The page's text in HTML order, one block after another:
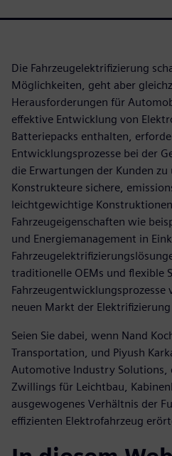
Die Fahrzeugelektrifizierung
Möglichkeiten, geht aber
Herausforderungen für
effektive Entwicklung von
Batteriepacks enthalten,
Entwicklungsprozesse bei der
die Erwartungen der Kunden
Konstrukteure sichere,
leichtgewichtige
Fahrzeugeigenschaften wie
und Energiemanagement in
traditionelle OEMs und flexible
Fahrzeugentwicklungsprozesse
neuen Markt der
Seien Sie dabei, wenn Nand
Transportation, und Piyush
Automotive Industry Solutions,
Zwillings für Leichtbau,
ausgewogenes Verhältnis der
effizienten Elektrofahrzeug